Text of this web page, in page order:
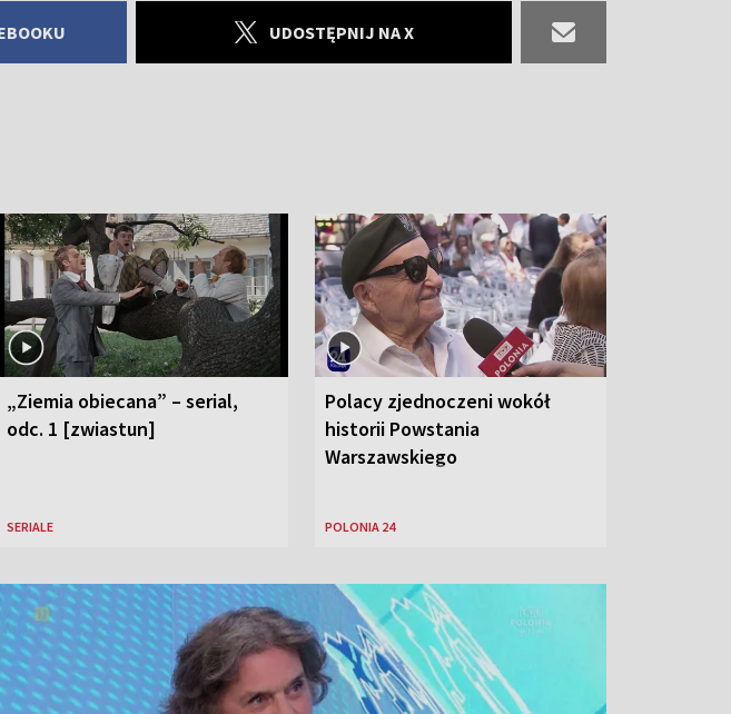
UDOSTĘPNIJ NA X
„Ziemia obiecana” – serial,
odc. 1 [zwiastun]
SERIALE
Polacy zjednoczeni wokół
historii Powstania
Warszawskiego
POLONIA 24